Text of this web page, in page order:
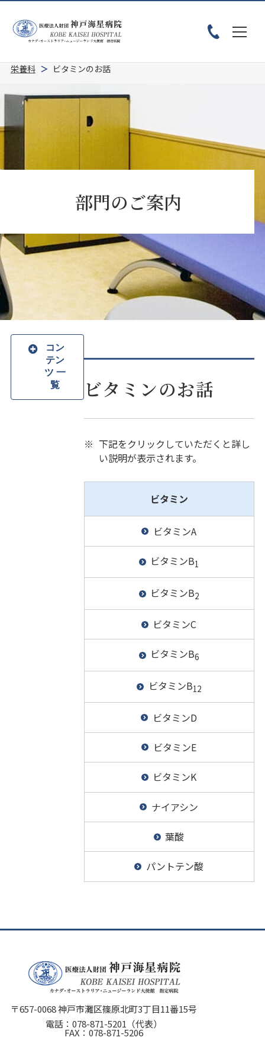
栄養科
ビタミンのお話
部門のご案内
ビタミンのお話
※ 下記をクリックしていただくと詳し
い説明が表示されます。
ビタミン
ビタミンA
ビタミンB1
ビタミンB2
ビタミンC
ビタミンB6
ビタミンB12
ビタミンD
ビタミンE
ビタミンK
ナイアシン
葉酸
パントテン酸
コン
テン
ツ 一
覧
〒657-0068 神戸市灘区篠原北町3丁目11番15号
電話： 078-871-5201 （代表）
FAX：078-871-5206